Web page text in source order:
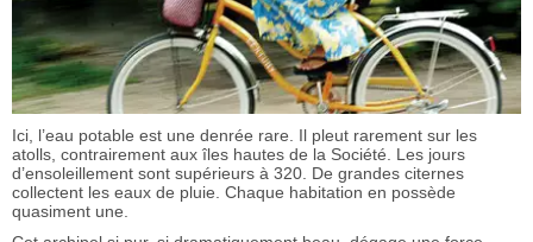
Ici, l’eau potable est une denrée rare. Il pleut rarement sur les
atolls, contrairement aux îles hautes de la Société. Les jours
d’ensoleillement sont supérieurs à 320. De grandes citernes
collectent les eaux de pluie. Chaque habitation en possède
quasiment une.